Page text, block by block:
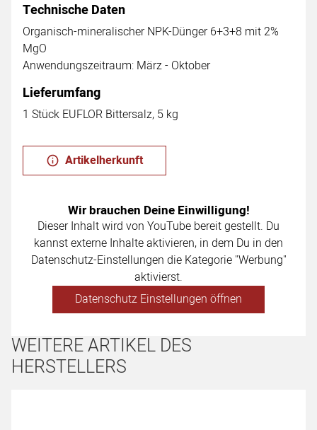
Technische Daten
Organisch-mineralischer NPK-Dünger 6+3+8 mit 2%
MgO
Anwendungszeitraum: März - Oktober
Lieferumfang
1 Stück EUFLOR Bittersalz, 5 kg
Artikelherkunft
Wir brauchen Deine Einwilligung!
Dieser Inhalt wird von YouTube bereit gestellt. Du
kannst externe Inhalte aktivieren, in dem Du in den
Datenschutz-Einstellungen die Kategorie "Werbung"
aktivierst.
Datenschutz Einstellungen öffnen
WEITERE ARTIKEL DES
HERSTELLERS
Artikel überspringen